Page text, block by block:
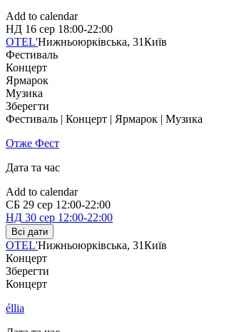
Add to calendar
НД 16 сер 18:00-22:00
OTEL'Нижньоюрківська, 31Київ
Фестиваль
Концерт
Ярмарок
Музика
Зберегти
Фестиваль | Концерт | Ярмарок | Музика
Отже Фест
Дата та час
Add to calendar
СБ 29 сер 12:00-22:00
НД 30 сер 12:00-22:00
Всі дати
OTEL'Нижньоюрківська, 31Київ
Концерт
Зберегти
Концерт
éllia